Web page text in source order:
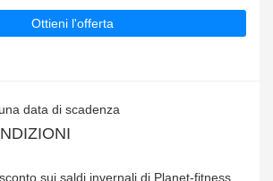
Ottieni l'offerta
data di scadenza
sui saldi invernali di Planet-fitness,